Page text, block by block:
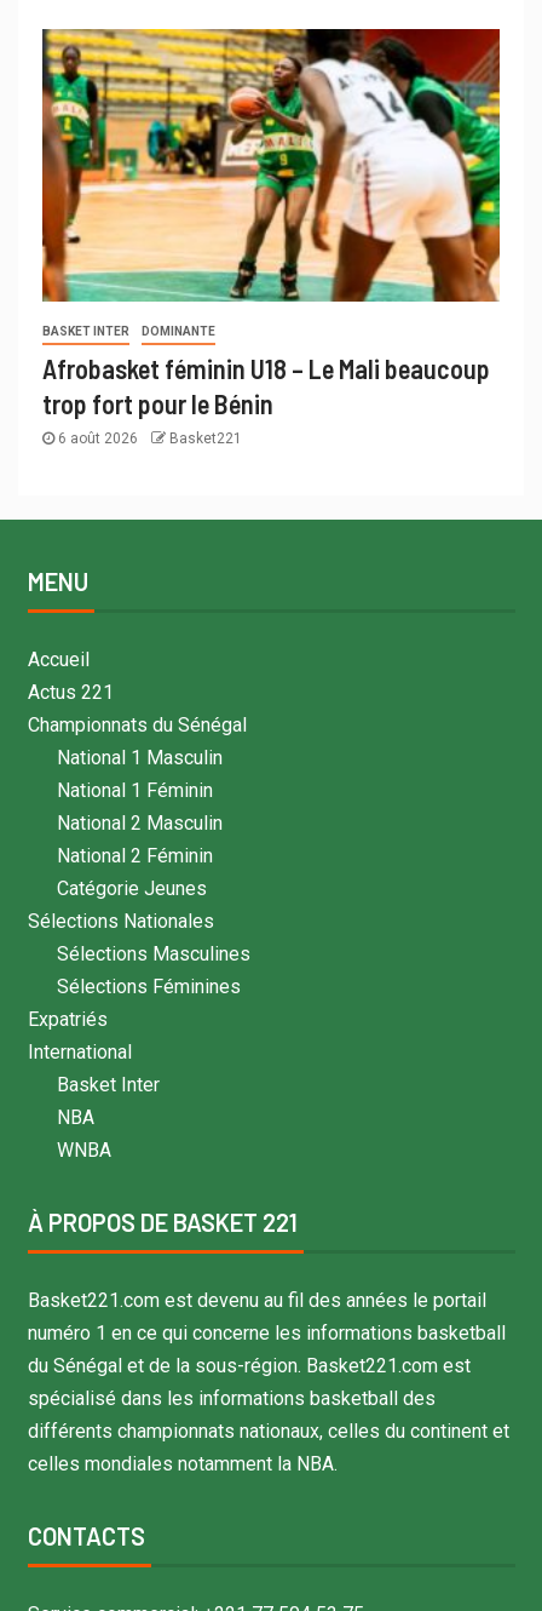
BASKET INTER DOMINANTE
Afrobasket féminin U18 – Le Mali beaucoup
trop fort pour le Bénin
6 août 2026 Basket221
MENU
Accueil
Actus 221
Championnats du Sénégal
National 1 Masculin
National 1 Féminin
National 2 Masculin
National 2 Féminin
Catégorie Jeunes
Sélections Nationales
Sélections Masculines
Sélections Féminines
Expatriés
International
Basket Inter
NBA
WNBA
À PROPOS DE BASKET 221
Basket221.com est devenu au fil des années le portail
numéro 1 en ce qui concerne les informations basketball
du Sénégal et de la sous-région. Basket221.com est
spécialisé dans les informations basketball des
différents championnats nationaux, celles du continent et
celles mondiales notamment la NBA.
CONTACTS